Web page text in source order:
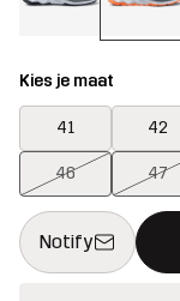
Kies je maat
41 42
46 47
Notify
Deze knop opent
{{size}} niet